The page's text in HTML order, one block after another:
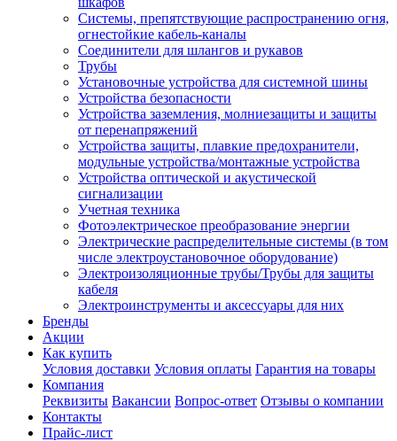
Системы, препятствующие распространению огня,
огнестойкие кабель-каналы
Соединители для шлангов и рукавов
Трубы
Установочные устройства для системной шины
Устройства безопасности
Устройства заземления, молниезащиты и защиты
от перенапряжений
Устройства защиты, плавкие предохранители,
модульные устройства/монтажные устройства
Устройства оптической и акустической
сигнализации
Учетная техника
Фотоэлектрическое преобразование энергии
Электрические распределительные системы (в том
числе электроустановочное оборудование)
Электроизоляционные трубы/Трубы для защиты
кабеля
Электроинструменты и аксессуары для них
Бренды
Акции
Как купить
Условия доставки Условия оплаты Гарантия на товары
Компания
Реквизиты Вакансии Вопрос-ответ Отзывы о компании
Контакты
Прайс-лист